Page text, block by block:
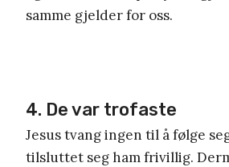
samme gjelder for oss.
4. De var trofaste
Jesus tvang ingen til å følge
tilsluttet seg ham frivillig.